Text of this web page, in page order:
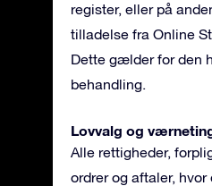
register, eller på
tilladelse fra Online
Dette gælder for den
behandling.
Lovvalg og
Alle rettigheder,
ordrer og aftaler,